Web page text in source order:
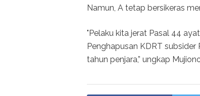
Namun, A tetap bersikeras
"Pelaku kita jerat Pasal 44
Penghapusan KDRT subsider
tahun penjara,” ungkap